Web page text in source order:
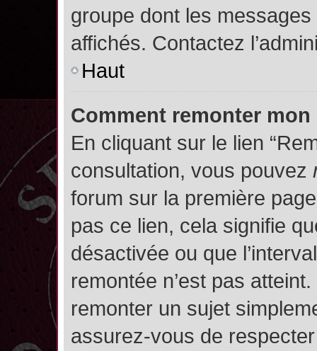
groupe dont les
affichés. Contactez
Haut
Comment remonter
En cliquant sur le lien
consultation, vous pouvez
forum sur la première
pas ce lien, cela signifie
désactivée ou que
remontée n’est pas
remonter un sujet
assurez-vous de